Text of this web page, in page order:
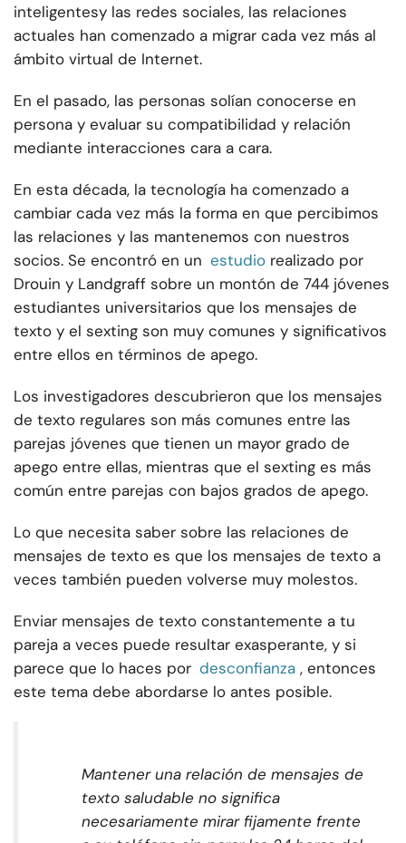
inteligentesy las redes sociales, las relaciones
actuales han comenzado a migrar cada vez más al
ámbito virtual de Internet.
En el pasado, las personas solían conocerse en
persona y evaluar su compatibilidad y relación
mediante interacciones cara a cara.
En esta década, la tecnología ha comenzado a
cambiar cada vez más la forma en que percibimos
las relaciones y las mantenemos con nuestros
socios. Se encontró en un estudio realizado por
Drouin y Landgraff sobre un montón de 744 jóvenes
estudiantes universitarios que los mensajes de
texto y el sexting son muy comunes y significativos
entre ellos en términos de apego.
Los investigadores descubrieron que los mensajes
de texto regulares son más comunes entre las
parejas jóvenes que tienen un mayor grado de
apego entre ellas, mientras que el sexting es más
común entre parejas con bajos grados de apego.
Lo que necesita saber sobre las relaciones de
mensajes de texto es que los mensajes de texto a
veces también pueden volverse muy molestos.
Enviar mensajes de texto constantemente a tu
pareja a veces puede resultar exasperante, y si
parece que lo haces por desconfianza , entonces
este tema debe abordarse lo antes posible.
Mantener una relación de mensajes de
texto saludable no significa
necesariamente mirar fijamente frente